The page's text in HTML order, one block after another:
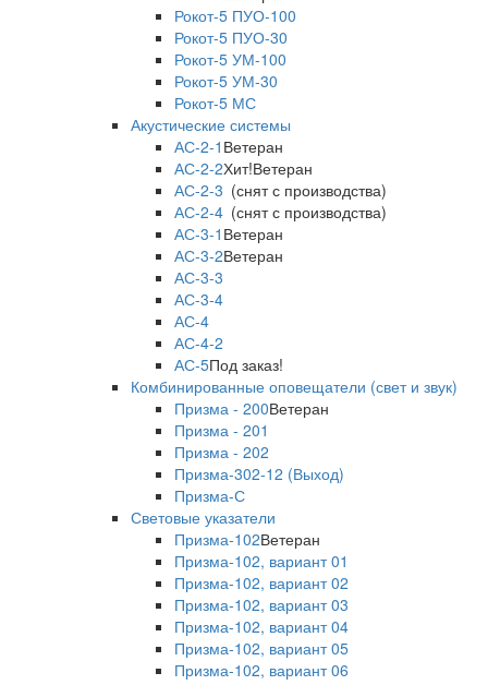
Рокот-5 ПУО-100
Рокот-5 ПУО-30
Рокот-5 УМ-100
Рокот-5 УМ-30
Рокот-5 МС
Акустические системы
АС-2-1 Ветеран
АС-2-2Хит!Ветеран
АС-2-3 (снят с производства)
АС-2-4 (снят с производства)
АС-3-1 Ветеран
АС-3-2Ветеран
АС-3-3
АС-3-4
АС-4
АС-4-2
АС-5Под заказ!
Комбинированные оповещатели (свет и звук)
Призма - 200Ветеран
Призма - 201
Призма - 202
Призма-302-12 (Выход)
Призма-С
Световые указатели
Призма-102Ветеран
Призма-102, вариант 01
Призма-102, вариант 02
Призма-102, вариант 03
Призма-102, вариант 04
Призма-102, вариант 05
Призма-102, вариант 06